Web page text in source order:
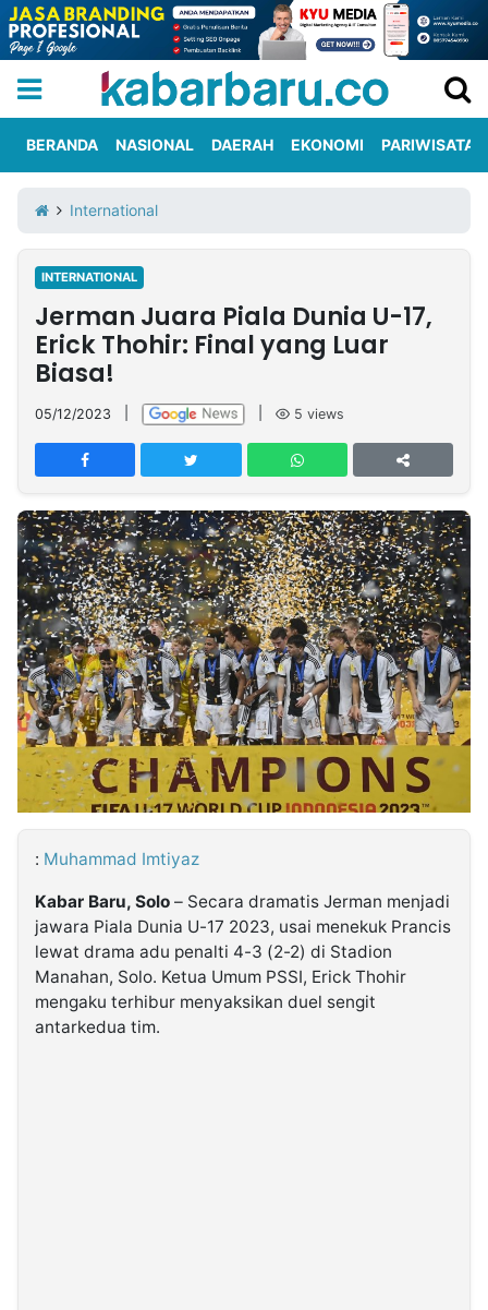
Iklan
Berita
Kami
Nasional
International
Olahraga
Entertainment
Daerah
Pariwisata
Kuliner
Kolom
Network
PT
TREETAN
INDONESIA
Partner
Insight
NTB
Suara
Time
Lens
IDN
Daily
Jogja
Jalan
Rakyat
Idealita
News
Kita
Notice
Radar
Baru
Seedbacklink
Follow
Kabarbaru
BERANDA NASIONAL DAERAH EKONOMI PARIWISATA
International
INTERNATIONAL
Jerman Juara Piala Dunia U-17,
Erick Thohir: Final yang Luar
Biasa!
05/12/2023 5 views
: Muhammad Imtiyaz
Kabar Baru, Solo – Secara dramatis Jerman menjadi
jawara Piala Dunia U-17 2023, usai menekuk Prancis
lewat drama adu penalti 4-3 (2-2) di Stadion
Manahan, Solo. Ketua Umum PSSI, Erick Thohir
mengaku terhibur menyaksikan duel sengit
antarkedua tim.